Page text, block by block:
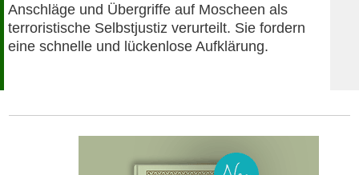
Anschläge und Übergriffe auf Moscheen als
terroristische Selbstjustiz verurteilt. Sie fordern
eine schnelle und lückenlose Aufklärung.